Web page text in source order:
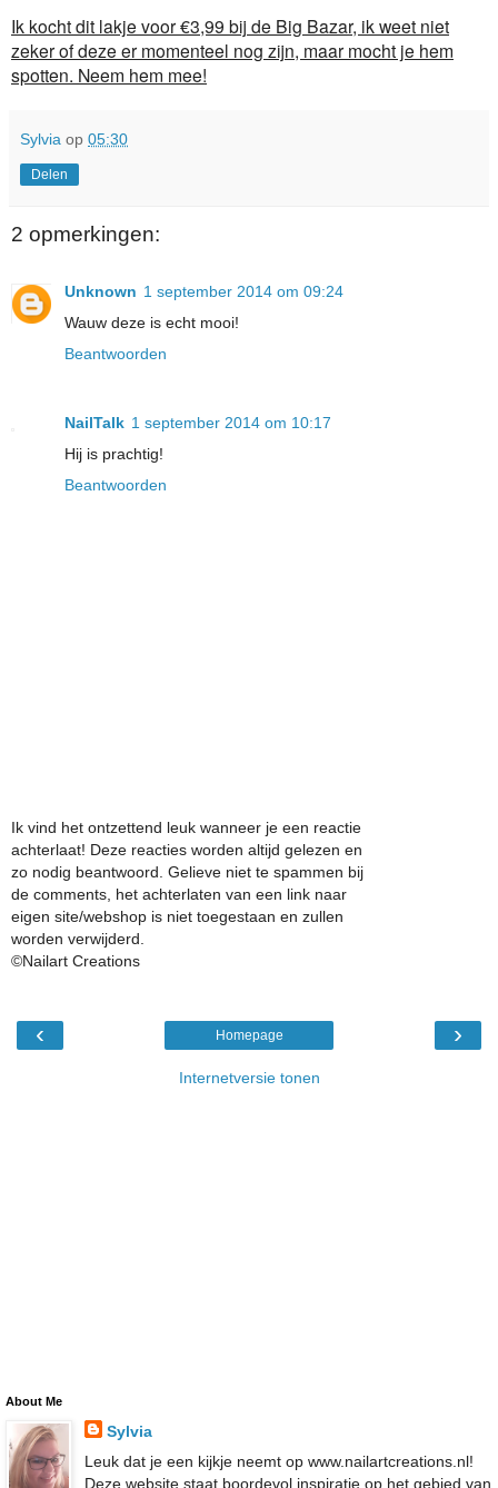
Ik kocht dit lakje voor €3,99 bij de Big Bazar, ik weet niet
zeker of deze er momenteel nog zijn, maar mocht je hem
spotten. Neem hem mee!
Sylvia op 05:30
Delen
2 opmerkingen:
Unknown 1 september 2014 om 09:24
Wauw deze is echt mooi!
Beantwoorden
NailTalk 1 september 2014 om 10:17
Hij is prachtig!
Beantwoorden
Ik vind het ontzettend leuk wanneer je een reactie
achterlaat! Deze reacties worden altijd gelezen en
zo nodig beantwoord. Gelieve niet te spammen bij
de comments, het achterlaten van een link naar
eigen site/webshop is niet toegestaan en zullen
worden verwijderd.
©Nailart Creations
‹ ›
Homepage
Internetversie tonen
About Me
Sylvia
Leuk dat je een kijkje neemt op www.nailartcreations.nl!
Deze website staat boordevol inspiratie op het gebied van